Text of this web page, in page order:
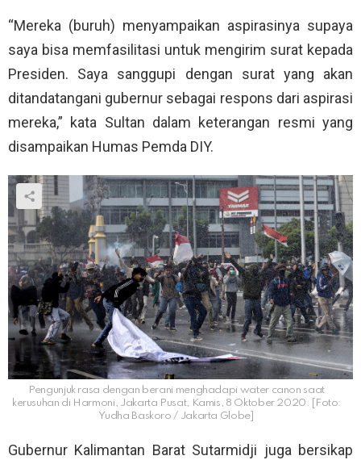
“Mereka (buruh) menyampaikan aspirasinya supaya
saya bisa memfasilitasi untuk mengirim surat kepada
Presiden. Saya sanggupi dengan surat yang akan
ditandatangani gubernur sebagai respons dari aspirasi
mereka,” kata Sultan dalam keterangan resmi yang
disampaikan Humas Pemda DIY.
Pengunjuk rasa dengan berani menghadapi water canon saat
kerusuhan di Harmoni, Jakarta Pusat, Kamis, 8 Oktober 2020. [Foto:
Yudha Baskoro / Jakarta Globe]
Gubernur Kalimantan Barat Sutarmidji juga bersikap